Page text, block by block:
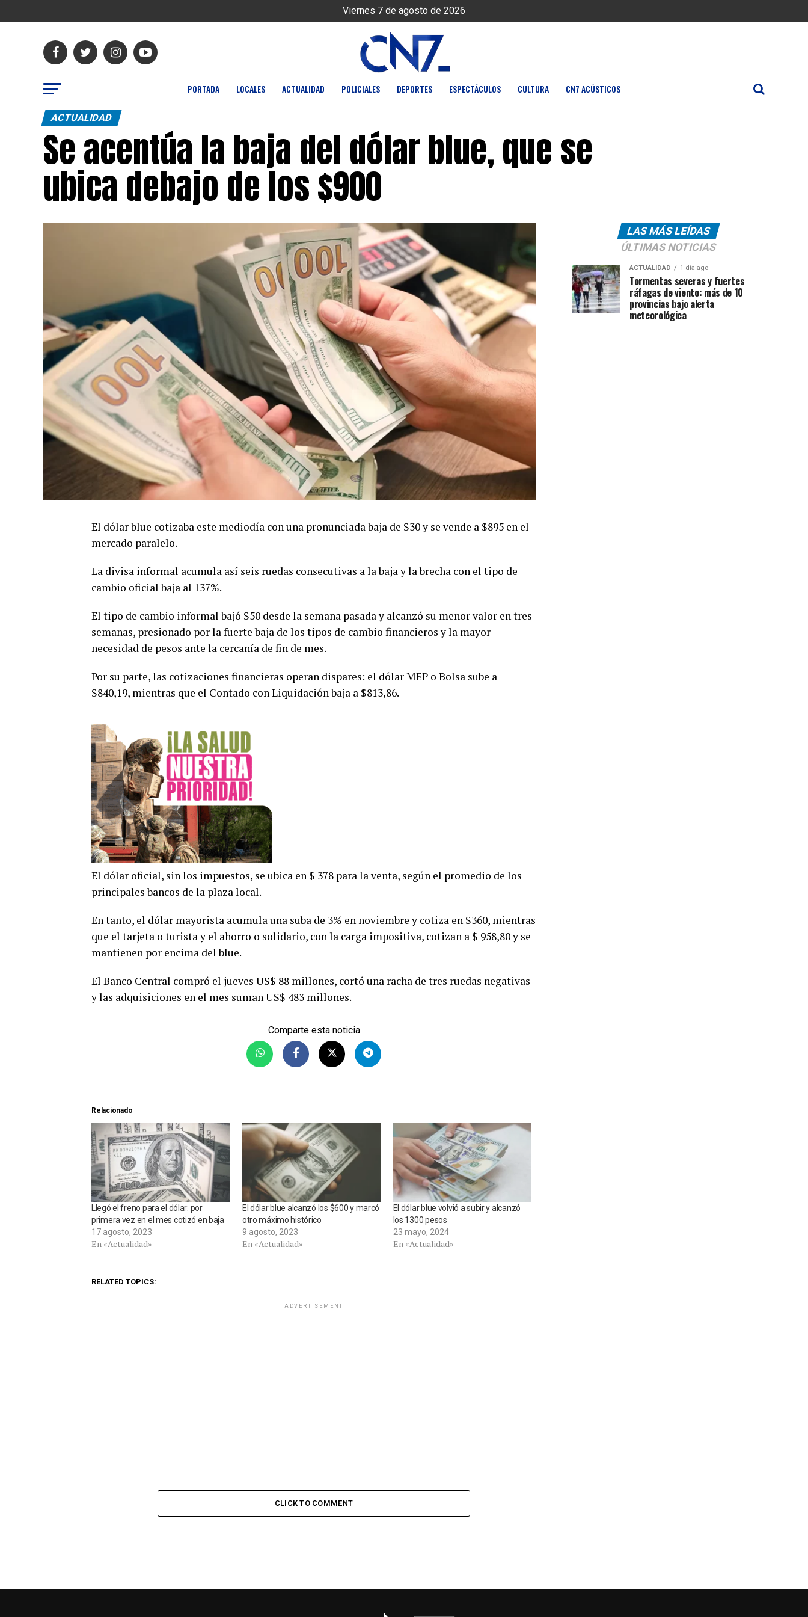
Viernes 7 de agosto de 2026
PORTADA LOCALES ACTUALIDAD POLICIALES DEPORTES ESPECTÁCULOS CULTURA CN7 ACÚSTICOS
ACTUALIDAD
Se acentúa la baja del dólar blue, que se
ubica debajo de los $900
El dólar blue cotizaba este mediodía con una pronunciada baja de $30 y se vende a $895 en el
mercado paralelo.
La divisa informal acumula así seis ruedas consecutivas a la baja y la brecha con el tipo de
cambio oficial baja al 137%.
El tipo de cambio informal bajó $50 desde la semana pasada y alcanzó su menor valor en tres
semanas, presionado por la fuerte baja de los tipos de cambio financieros y la mayor
necesidad de pesos ante la cercanía de fin de mes.
Por su parte, las cotizaciones financieras operan dispares: el dólar MEP o Bolsa sube a
$840,19, mientras que el Contado con Liquidación baja a $813,86.
El dólar oficial, sin los impuestos, se ubica en $ 378 para la venta, según el promedio de los
principales bancos de la plaza local.
En tanto, el dólar mayorista acumula una suba de 3% en noviembre y cotiza en $360, mientras
que el tarjeta o turista y el ahorro o solidario, con la carga impositiva, cotizan a $ 958,80 y se
mantienen por encima del blue.
El Banco Central compró el jueves US$ 88 millones, cortó una racha de tres ruedas negativas
y las adquisiciones en el mes suman US$ 483 millones.
Comparte esta noticia
Relacionado
Llegó el freno para el dólar: por
primera vez en el mes cotizó en baja
17 agosto, 2023
En «Actualidad»
El dólar blue alcanzó los $600 y marcó
otro máximo histórico
9 agosto, 2023
En «Actualidad»
El dólar blue volvió a subir y alcanzó
los 1300 pesos
23 mayo, 2024
En «Actualidad»
RELATED TOPICS:
ADVERTISEMENT
CLICK TO COMMENT
LAS MÁS LEÍDAS
ÚLTIMAS NOTICIAS
ACTUALIDAD 1 día ago
Tormentas severas y fuertes
ráfagas de viento: más de 10
provincias bajo alerta
meteorológica